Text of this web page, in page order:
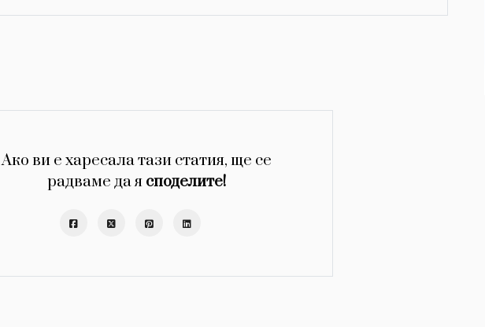
Ако ви е харесала тази статия, ще се
радваме да я споделите!